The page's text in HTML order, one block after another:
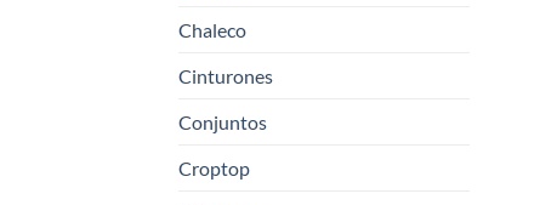
Chaleco
Cinturones
Conjuntos
Croptop